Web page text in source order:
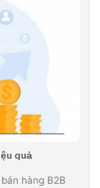
quả
hàng B2B